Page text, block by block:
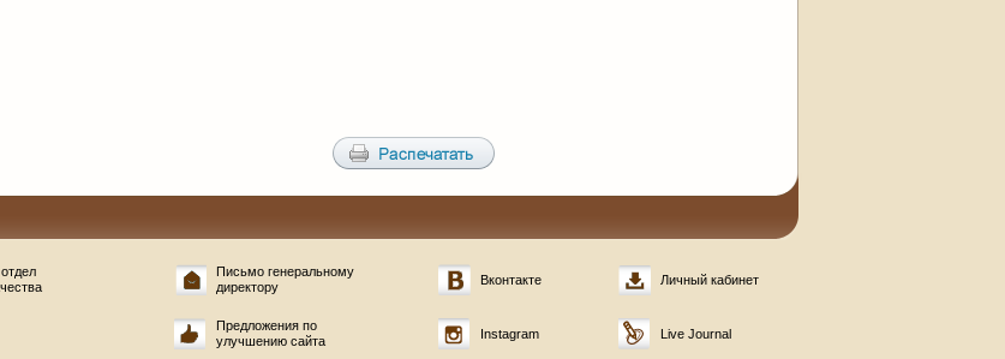
Письмо генеральному
директору
Предложения по
улучшению сайта
Вконтакте
Instagram
Личный кабинет
Live Journal